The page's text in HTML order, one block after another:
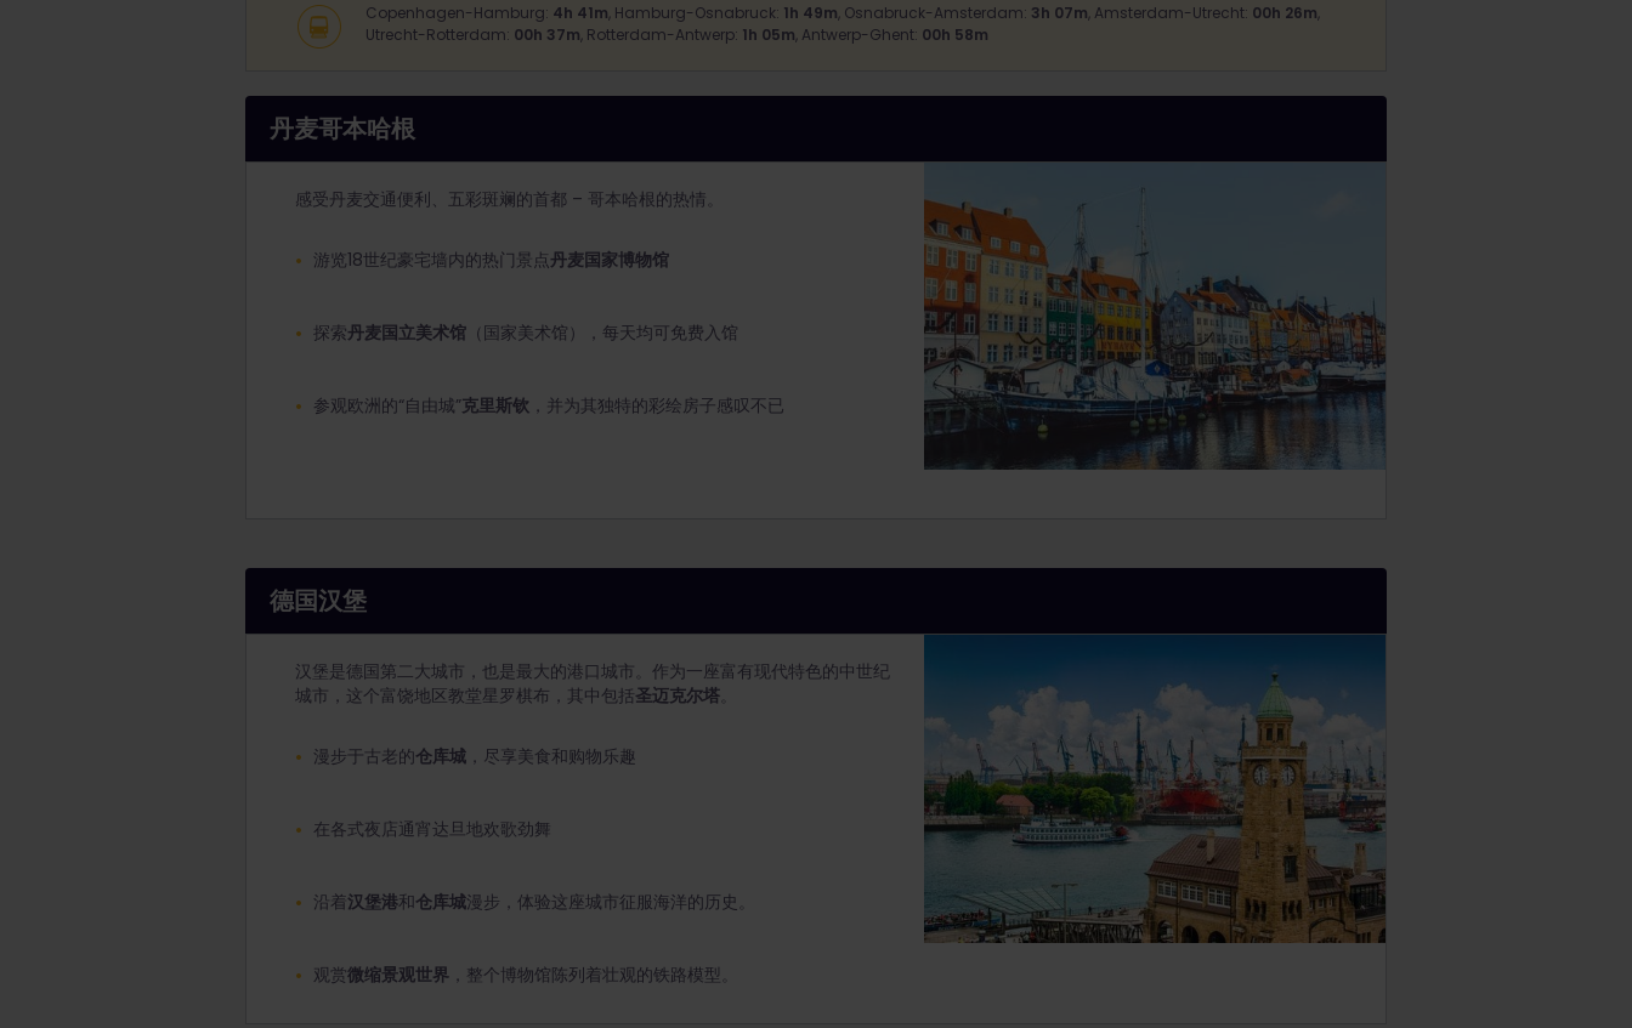
Copenhagen-Hamburg: 4h 41m, Hamburg-Osnabruck: 1h 49m, Osnabruck-Amsterdam: 3h 07m, Amsterdam-Utrecht: 00h 26m,
Utrecht-Rotterdam: 00h 37m, Rotterdam-Antwerp: 1h 05m, Antwerp-Ghent: 00h 58m
丹麦哥本哈根
感受丹麦交通便利、五彩斑斓的首都 – 哥本哈根的热情。
游览18世纪豪宅墙内的热门景点丹麦国家博物馆
探索丹麦国立美术馆 （国家美术馆），每天均可免费入馆
参观欧洲的“自由城”克里斯钦 ，并为其独特的彩绘房子感叹不已
德国汉堡
汉堡是德国第二大城市，也是最大的港口城市。作为一座富有现代特色的中世纪
城市，这个富饶地区教堂星罗棋布，其中包括圣迈克尔塔
漫步于古老的仓库城 ，尽享美食和购物乐趣
在各式夜店通宵达旦地欢歌劲舞
沿着汉堡港和仓库城漫步，体验这座城市征服海洋的历史。
观赏微缩景观世界 ，整个博物馆陈列着壮观的铁路模型。